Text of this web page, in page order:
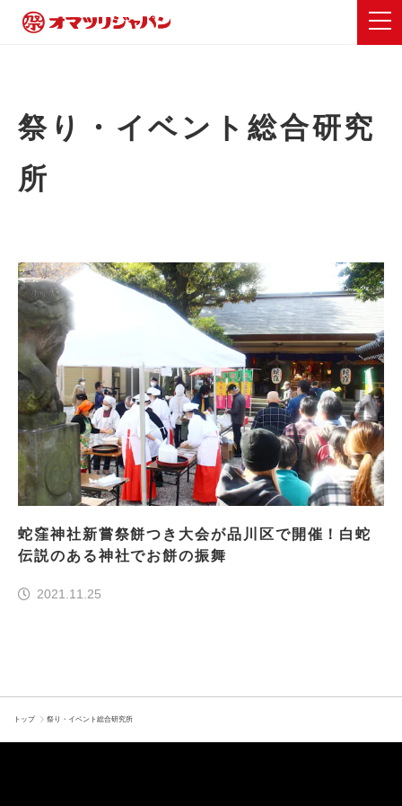
祭り・イベント総合研究
所
蛇窪神社新嘗祭餅つき大会が品川区で開催！白蛇
伝説のある神社でお餅の振舞
2021.11.25
トップ 祭り・イベント総合研究所